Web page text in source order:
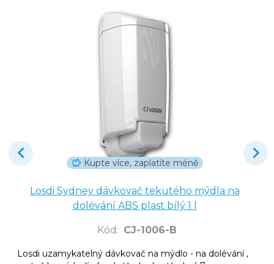
Kupte více, zaplatíte méně
Losdi Sydney dávkovač tekutého mýdla na
dolévání ABS plast bílý 1 l
Kód : CJ-1006-B
Losdi uzamykatelný dávkovač na mýdlo - na dolévání ,